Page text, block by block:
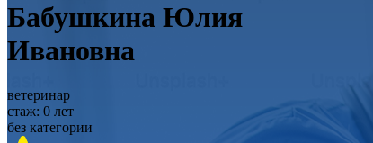
Бабушкина Юлия
Ивановна
ветеринар
стаж: 0 лет
без категории